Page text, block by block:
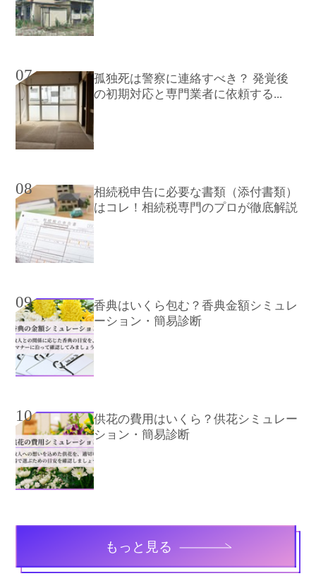
07
孤独死は警察に連絡すべき？ 発覚後
の初期対応と専門業者に依頼する...
08
相続税申告に必要な書類（添付書類）
はコレ！相続税専門のプロが徹底解説
09
香典はいくら包む？香典金額シミュレ
ーション・簡易診断
10
供花の費用はいくら？供花シミュレー
ション・簡易診断
もっと見る